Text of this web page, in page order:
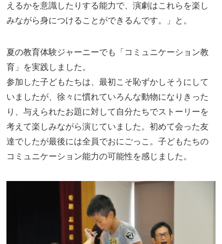
えるかを意識したりする能力で、演劇はこれらを楽し
みながら身につけることができるんです。」と。
夏の教育体験ジャーニーでも「コミュニケーション教
育」を実践しました。
参加した子どもたちは、最初こそ恥ずかしそうにして
いましたが、徐々に慣れていろんな動物になりきった
り、与えられたお題に対して自分たちでストーリーを
考えて楽しみながら演じていました。初めて会った友
達でしたが最後には全員でおにごっこ。子どもたちの
コミュニケーション能力の可能性を感じました。